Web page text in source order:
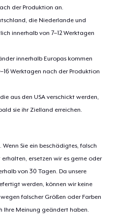
der Produktion an.
die Niederlande und
innerhalb von 7–12 Werktagen
innerhalb Europas kommen
Werktagen nach der Produktion
aus den USA verschickt werden,
sie ihr Zielland erreichen.
Wenn Sie ein beschädigtes, falsch
ersetzen wir es gerne oder
von 30 Tagen. Da unsere
werden, können wir keine
falscher Größen oder Farben
Ihre Meinung geändert haben.